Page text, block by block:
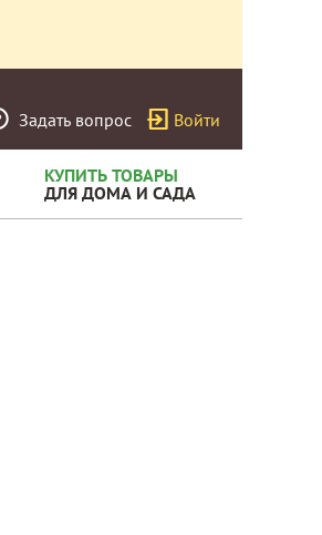
Задать вопрос Войти
КУПИТЬ ТОВАРЫ
ДЛЯ ДОМА И САДА